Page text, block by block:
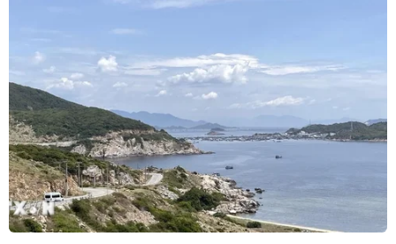
tuyến hàng hải mới tại eo biển
02/08/2026 22:47
Yemen có thể trở thành mặt
trận quyết định của xung đột Mỹ-
Iran?
02/08/2026 13:33